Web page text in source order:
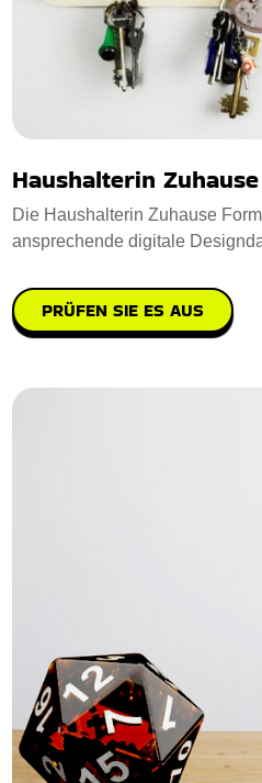
Haushalterin
Die Haushalterin Zuhause
ansprechende digitale
PRÜFEN SIE ES AUS